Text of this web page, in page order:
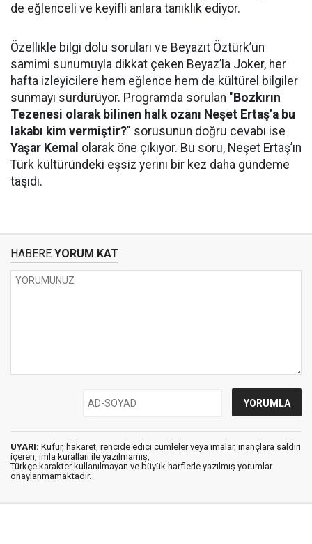
de eğlenceli ve keyifli anlara tanıklık ediyor.
Özellikle bilgi dolu soruları ve Beyazıt Öztürk’ün
samimi sunumuyla dikkat çeken Beyaz’la Joker, her
hafta izleyicilere hem eğlence hem de kültürel bilgiler
sunmayı sürdürüyor. Programda sorulan " Bozkırın
Tezenesi olarak bilinen halk ozanı Neşet Ertaş’a bu
lakabı kim vermiştir?" sorusunun doğru cevabı ise
Yaşar Kemal olarak öne çıkıyor. Bu soru, Neşet Ertaş’ın
Türk kültüründeki eşsiz yerini bir kez daha gündeme
taşıdı.
HABERE YORUM KAT
UYARI: Küfür, hakaret, rencide edici cümleler veya imalar, inançlara saldırı
içeren, imla kuralları ile yazılmamış,
Türkçe karakter kullanılmayan ve büyük harflerle yazılmış yorumlar
onaylanmamaktadır.